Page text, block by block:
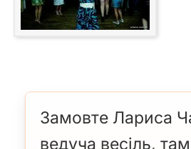
Замовте Лариса
ведуча весіль,